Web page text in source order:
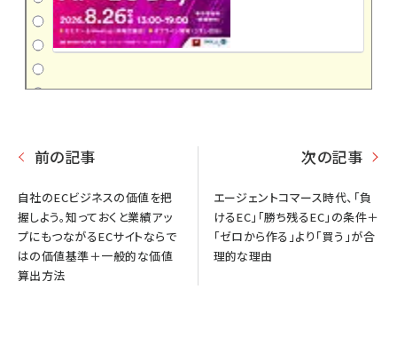
前の記事
自社のECビジネスの価値を把
握しよう。知っておくと業績アッ
プにもつながるECサイトならで
はの価値基準＋一般的な価値
算出方法
次の記事
エージェントコマース時代、「負
けるEC」「勝ち残るEC」の条件＋
「ゼロから作る」より「買う」が合
理的な理由